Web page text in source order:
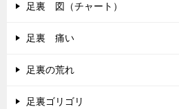
足裏 図（チャート）
足裏 痛い
足裏の荒れ
足裏ゴリゴリ